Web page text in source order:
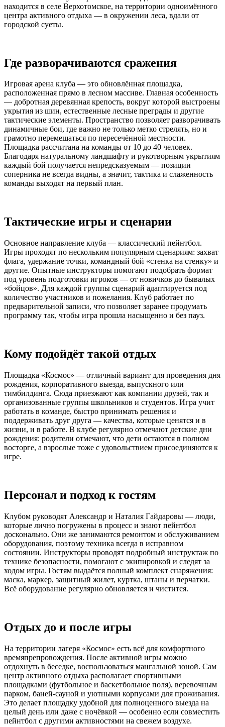
находится в селе Верхотомское, на территории одноимённого
центра активного отдыха — в окружении леса, вдали от
городской суеты.
Где разворачиваются сражения
Игровая арена клуба — это обновлённая площадка,
расположенная прямо в лесном массиве. Главная особенность
— добротная деревянная крепость, вокруг которой выстроены
укрытия из шин, естественные лесные преграды и другие
тактические элементы. Пространство позволяет разворачивать
динамичные бои, где важно не только метко стрелять, но и
грамотно перемещаться по пересечённой местности.
Площадка рассчитана на команды от 10 до 40 человек.
Благодаря натуральному ландшафту и рукотворным укрытиям
каждый бой получается непредсказуемым — позиции
соперника не всегда видны, а значит, тактика и слаженность
команды выходят на первый план.
Тактические игры и сценарии
Основное направление клуба — классический пейнтбол.
Игры проходят по нескольким популярным сценариям: захват
флага, удержание точки, командный бой «стенка на стенку» и
другие. Опытные инструкторы помогают подобрать формат
под уровень подготовки игроков — от новичков до бывалых
«бойцов». Для каждой группы сценарий адаптируется под
количество участников и пожелания. Клуб работает по
предварительной записи, что позволяет заранее продумать
программу так, чтобы игра прошла насыщенно и без пауз.
Кому подойдёт такой отдых
Площадка «Космос» — отличный вариант для проведения дня
рождения, корпоративного выезда, выпускного или
тимбилдинга. Сюда приезжают как компании друзей, так и
организованные группы школьников и студентов. Игра учит
работать в команде, быстро принимать решения и
поддерживать друг друга — качества, которые ценятся и в
жизни, и в работе. В клубе регулярно отмечают детские дни
рождения: родители отмечают, что дети остаются в полном
восторге, а взрослые тоже с удовольствием присоединяются к
игре.
Персонал и подход к гостям
Клубом руководят Александр и Наталия Гайдаровы — люди,
которые лично погружены в процесс и знают пейнтбол
досконально. Они же занимаются ремонтом и обслуживанием
оборудования, поэтому техника всегда в исправном
состоянии. Инструкторы проводят подробный инструктаж по
технике безопасности, помогают с экипировкой и следят за
ходом игры. Гостям выдаётся полный комплект снаряжения:
маска, маркер, защитный жилет, куртка, штаны и перчатки.
Всё оборудование регулярно обновляется и чистится.
Отдых до и после игры
На территории лагеря «Космос» есть всё для комфортного
времяпрепровождения. После активной игры можно
отдохнуть в беседке, воспользоваться мангальной зоной. Сам
центр активного отдыха располагает спортивными
площадками (футбольное и баскетбольное поля), веревочным
парком, баней-сауной и уютными корпусами для проживания.
Это делает площадку удобной для полноценного выезда на
целый день или даже с ночёвкой — особенно если совместить
пейнтбол с другими активностями на свежем воздухе.